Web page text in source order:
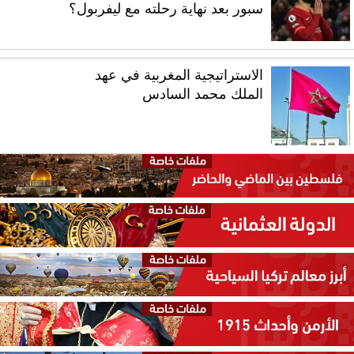
سبور بعد نهاية رحلته مع ليفربول؟
الاستراتيجية المغربية في عهد
الملك محمد السادس